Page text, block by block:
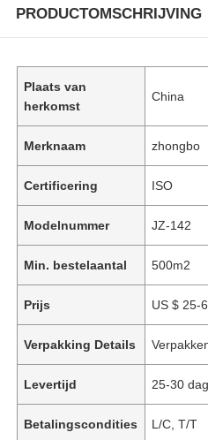
PRODUCTOMSCHRIJVING
Plaats van
herkomst
China
Merknaam zhongbo
Certificering ISO
Modelnummer JZ-142
Min. bestelaantal 500m2
Prijs US $ 25-
Verpakking Details
Levertijd 25-30
Betalingscondities L/C, T/T